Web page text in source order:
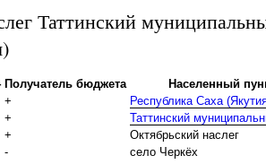
Таттинский
Получатель бюджета
Населенный
+
Республика Саха
+
Таттинский
+
Октябрьский наслег
- село Черкёх